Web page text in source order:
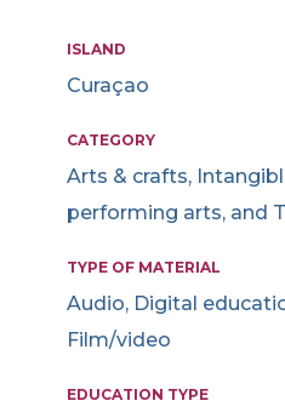
ISLAND
Curaçao
CATEGORY
Arts & crafts,
performing arts, and
TYPE OF MATERIAL
Audio, Digital
Film/video
EDUCATION TYPE